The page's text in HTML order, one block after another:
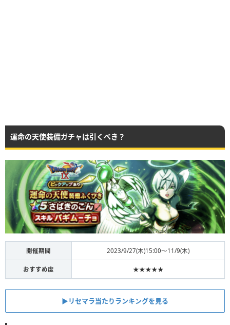
運命の天使装備ガチャは引くべき？
開催期間 2023/9/27(木)15:00〜11/9(木)
おすすめ度 ★★★★★
▶︎リセマラ当たりランキングを見る